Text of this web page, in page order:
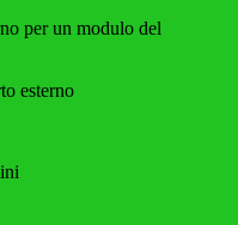
per un modulo del
esterno